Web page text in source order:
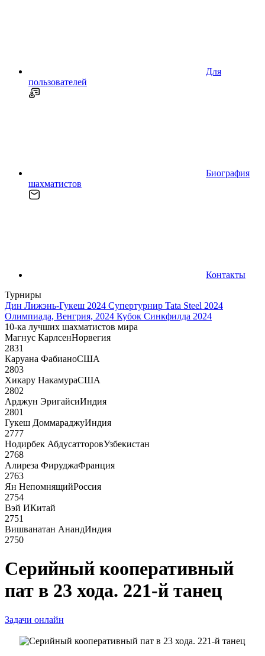
Для
пользователей
Биография
шахматистов
Контакты
Турниры
Дин Лижэнь-Гукеш 2024 Супертурнир Tata Steel 2024
Олимпиада, Венгрия, 2024 Кубок Синкфилда 2024
10-ка лучших шахматистов мира
Магнус КарлсенНорвегия
2831
Каруана ФабианоСША
2803
Хикару НакамураСША
2802
Арджун ЭригайсиИндия
2801
Гукеш ДоммараджуИндия
2777
Нодирбек АбдусатторовУзбекистан
2768
Алиреза ФируджаФранция
2763
Ян НепомнящийРоссия
2754
Вэй ИКитай
2751
Вишванатан АнандИндия
2750
Серийный кооперативный
пат в 23 хода. 221-й танец
Задачи онлайн